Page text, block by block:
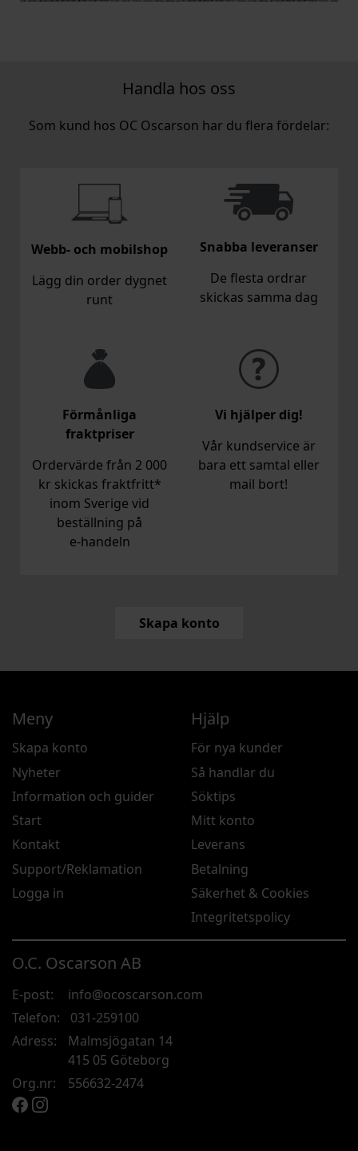
Handla hos oss
Som kund hos OC Oscarson har du flera fördelar:
Webb- och mobilshop
Lägg din order dygnet
runt
Snabba leveranser
De flesta ordrar
skickas samma dag
Förmånliga
fraktpriser
Ordervärde från 2 000
kr skickas fraktfritt*
inom Sverige vid
beställning på
e‑handeln
Vi hjälper dig!
Vår kundservice är
bara ett samtal eller
mail bort!
Skapa konto
O.C. Oscarson AB
E-post:
info@ocoscarson.com
Telefon:
031-259100
Adress:
Malmsjögatan 14
415 05 Göteborg
Org.nr:
556632-2474
Meny
Skapa konto
Nyheter
Information och guider
Start
Kontakt
Support/Reklamation
Logga in
Hjälp
För nya kunder
Så handlar du
Söktips
Mitt konto
Leverans
Betalning
Säkerhet & Cookies
Integritetspolicy